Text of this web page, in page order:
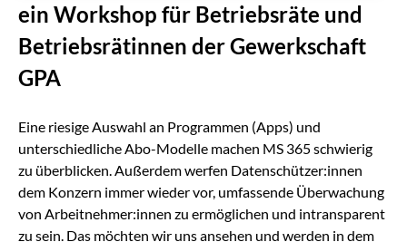
ein Workshop für Betriebsräte und
Betriebsrätinnen der Gewerkschaft
GPA
Eine riesige Auswahl an Programmen (Apps) und
unterschiedliche Abo-Modelle machen MS 365 schwierig
zu überblicken. Außerdem werfen Datenschützer:innen
dem Konzern immer wieder vor, umfassende Überwachung
von Arbeitnehmer:innen zu ermöglichen und intransparent
zu sein. Das möchten wir uns ansehen und werden in dem